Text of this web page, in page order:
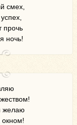
смех,
прочь
ночь!
желаю